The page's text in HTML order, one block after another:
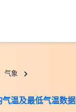
气象
温及最低气温数据